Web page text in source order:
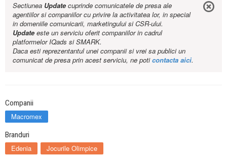
Sectiunea Updatecuprinde comunicatele de presa ale
agentiilor si companiilor cu privire la activitatea lor, in special
in domeniile comunicarii, marketingului si CSR-ului.
Updateeste un serviciu oferit companiilor in cadrul
platformelor IQads si SMARK.
Daca esti reprezentantul unei companii si vrei sa publici un
comunicat de presa prin acest serviciu, ne poticontacta aici.
Companii
Macromex
Branduri
Edenia Jocurile Olimpice